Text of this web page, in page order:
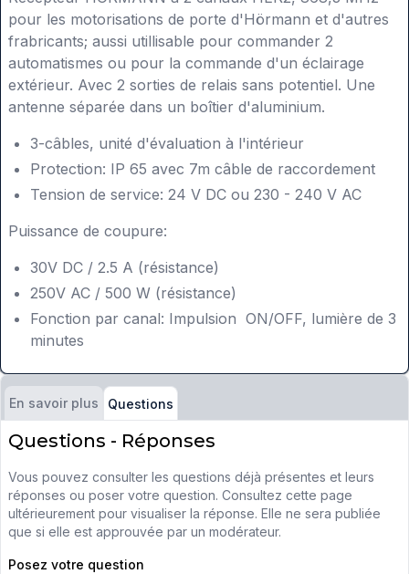
pour les motorisations de porte d'Hörmann et d'autres
frabricants; aussi utillisable pour commander 2
automatismes ou pour la commande d'un éclairage
extérieur. Avec 2 sorties de relais sans potentiel. Une
antenne séparée dans un boîtier d'aluminium.
3-câbles, unité d'évaluation à l'intérieur
Protection: IP 65 avec 7m câble de raccordement
Tension de service: 24 V DC ou 230 - 240 V AC
Puissance de coupure:
30V DC / 2.5 A (résistance)
250V AC / 500 W (résistance)
Fonction par canal: Impulsion ON/OFF, lumière de 3
minutes
En savoir plus Questions
Questions - Réponses
Vous pouvez consulter les questions déjà présentes et leurs
réponses ou poser votre question. Consultez cette page
ultérieurement pour visualiser la réponse. Elle ne sera publiée
que si elle est approuvée par un modérateur.
Posez votre question